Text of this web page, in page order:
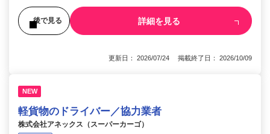
後で見る 詳細を見る
更新日： 2026/07/24 掲載終了日： 2026/10/09
NEW
軽貨物のドライバー／協力業者
株式会社アネックス（スーパーカーゴ）